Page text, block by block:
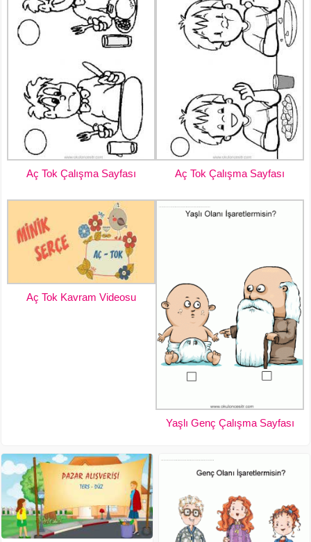
Aç Tok Çalışma Sayfası Aç Tok Çalışma Sayfası
Aç Tok Kavram Videosu
Yaşlı Genç Çalışma Sayfası